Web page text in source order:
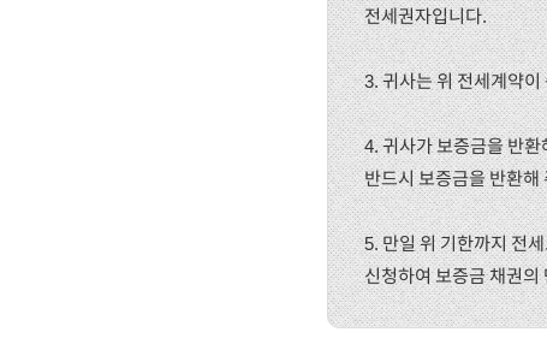
전세권자입니다.
3. 귀사는 위 전세계약
4. 귀사가 보증금을 반
반드시 보증금을 반환해
5. 만일 위 기한까지 전
신청하여 보증금 채권의